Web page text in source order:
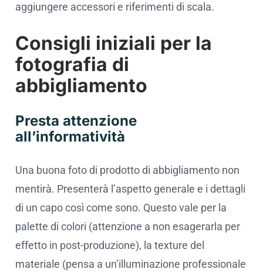
aggiungere accessori e riferimenti di scala.
Consigli iniziali per la
fotografia di
abbigliamento
Presta attenzione
all’informatività
Una buona foto di prodotto di abbigliamento non
mentirà. Presenterà l’aspetto generale e i dettagli
di un capo così come sono. Questo vale per la
palette di colori (attenzione a non esagerarla per
effetto in post-produzione), la texture del
materiale (pensa a un’illuminazione professionale